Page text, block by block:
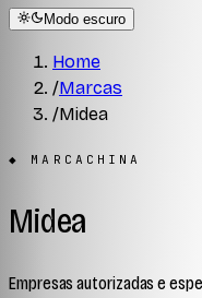
Modo escuro
Home
/Marcas
/Midea
◆ MARCA CHINA
Midea
Empresas autorizadas e